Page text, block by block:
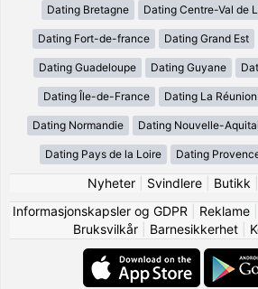
Dating Bretagne Dating Centre-Val de
Dating Fort-de-france Dating Grand Est
Dating Guadeloupe Dating Guyane
Dating Île-de-France Dating La Réunion
Dating Normandie Dating Nouvelle-
Dating Pays de la Loire Dating
Nyheter| Svindlere| Butikk
Informasjonskapsler og GDPR
Reklame|
Bruksvilkår
Barnesikkerhet